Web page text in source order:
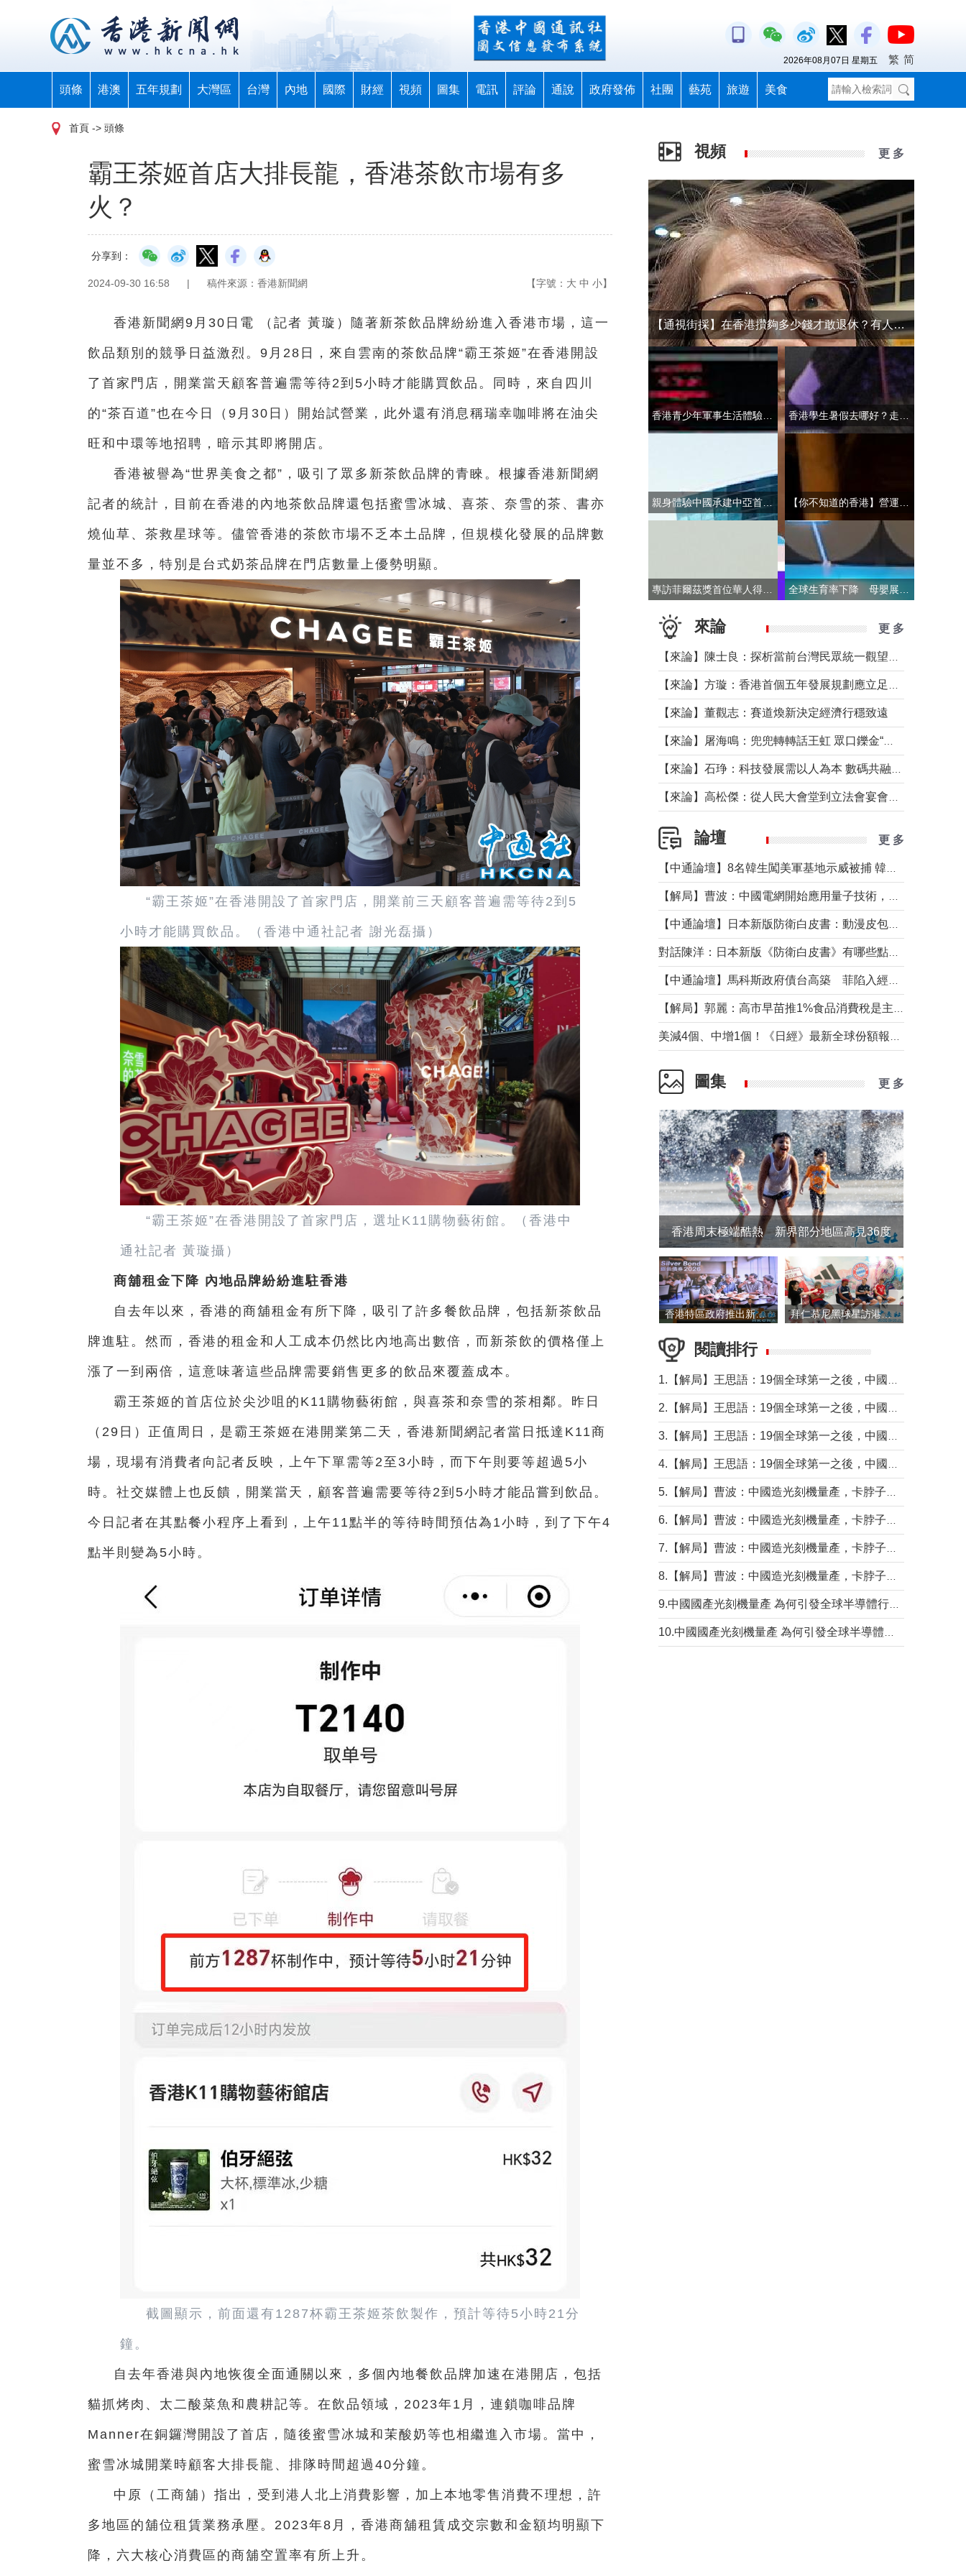
頭條 港澳 五年規劃 大灣區 台灣 內地 國際 財經 視頻 圖集 電訊 評論 通說 政府發佈 社團 藝苑 旅遊 美食
2026年08月07日 星期五 繁 简
首頁 -> 頭條
霸王茶姬首店大排長龍，香港茶飲市場有多
火？
分享到：
2024-09-30 16:58 | 稿件來源：香港新聞網 【字號： 大 中 小】
香港新聞網9月30日電 （記者 黃璇）隨著新茶飲品牌紛紛進入香港市場，這一
飲品類別的競爭日益激烈。9月28日，來自雲南的茶飲品牌“霸王茶姬”在香港開設
了首家門店，開業當天顧客普遍需等待2到5小時才能購買飲品。同時，來自四川
的“茶百道”也在今日（9月30日）開始試營業，此外還有消息稱瑞幸咖啡將在油尖
旺和中環等地招聘，暗示其即將開店。
香港被譽為“世界美食之都”，吸引了眾多新茶飲品牌的青睞。根據香港新聞網
記者的統計，目前在香港的內地茶飲品牌還包括蜜雪冰城、喜茶、奈雪的茶、書亦
燒仙草、茶救星球等。儘管香港的茶飲市場不乏本土品牌，但規模化發展的品牌數
量並不多，特別是台式奶茶品牌在門店數量上優勢明顯。
“霸王茶姬”在香港開設了首家門店，開業前三天顧客普遍需等待2到5
小時才能購買飲品。（香港中通社記者 謝光磊攝）
“霸王茶姬”在香港開設了首家門店，選址K11購物藝術館。（香港中
通社記者 黃璇攝）
商舖租金下降 內地品牌紛紛進駐香港
自去年以來，香港的商舖租金有所下降，吸引了許多餐飲品牌，包括新茶飲品
牌進駐。然而，香港的租金和人工成本仍然比內地高出數倍，而新茶飲的價格僅上
漲了一到兩倍，這意味著這些品牌需要銷售更多的飲品來覆蓋成本。
霸王茶姬的首店位於尖沙咀的K11購物藝術館，與喜茶和奈雪的茶相鄰。昨日
（29日）正值周日，是霸王茶姬在港開業第二天，香港新聞網記者當日抵達K11商
場，現場有消費者向記者反映，上午下單需等2至3小時，而下午則要等超過5小
時。社交媒體上也反饋，開業當天，顧客普遍需要等待2到5小時才能品嘗到飲品。
今日記者在其點餐小程序上看到，上午11點半的等待時間預估為1小時，到了下午4
點半則變為5小時。
截圖顯示，前面還有1287杯霸王茶姬茶飲製作，預計等待5小時21分
鐘。
自去年香港與內地恢復全面通關以來，多個內地餐飲品牌加速在港開店，包括
貓抓烤肉、太二酸菜魚和農耕記等。在飲品領域，2023年1月，連鎖咖啡品牌
Manner在銅鑼灣開設了首店，隨後蜜雪冰城和茉酸奶等也相繼進入市場。當中，
蜜雪冰城開業時顧客大排長龍、排隊時間超過40分鐘。
中原（工商舖）指出，受到港人北上消費影響，加上本地零售消費不理想，許
多地區的舖位租賃業務承壓。2023年8月，香港商舖租賃成交宗數和金額均明顯下
降，六大核心消費區的商舖空置率有所上升。
視頻 更 多
【通視街採】在香港攢夠多少錢才敢退休？有人退而不休，有人放眼大灣區
來論 更 多
【來論】董觀志：賽道煥新決定經濟行穩致遠
論壇 更 多
圖集 更 多
香港周末極端酷熱 新界部分地區高見36度
香港特區政府推出新一批銀色債券 每手1萬元保底息4.25厘 拜仁慕尼黑球星訪港 與球迷近距離互動
閱讀排行